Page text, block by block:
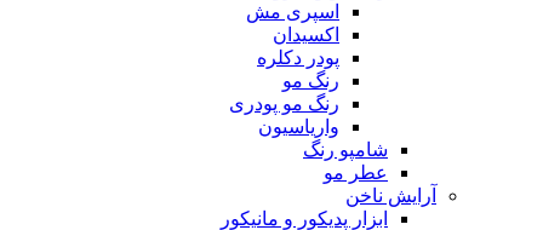
اسپری مش
اکسیدان
پودر دکلره
رنگ مو
رنگ مو پودری
واریاسیون
شامپو رنگ
عطر مو
آرایش ناخن
ابزار پدیکور و مانیکور